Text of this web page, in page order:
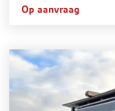
Op aanvraag